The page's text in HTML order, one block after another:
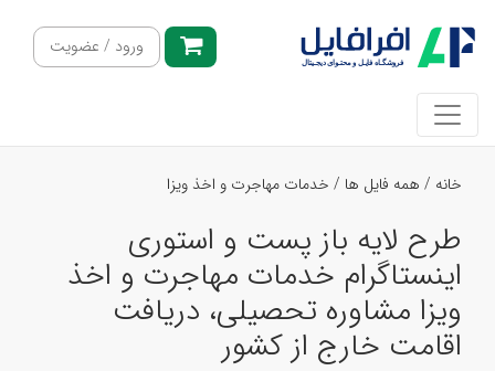
ورود / عضویت
خانه / همه فایل ها / خدمات مهاجرت و اخذ ویزا
طرح لایه باز پست و استوری
اینستاگرام خدمات مهاجرت و اخذ
ویزا مشاوره تحصیلی، دریافت
اقامت خارج از کشور